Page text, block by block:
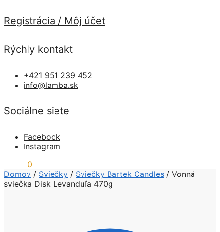
Registrácia / Môj účet
Rýchly kontakt
+421 951 239 452
info@lamba.sk
Sociálne siete
Facebook
Instagram
0
Domov / Sviečky / Sviečky Bartek Candles / Vonná
sviečka Disk Levanduľa 470g